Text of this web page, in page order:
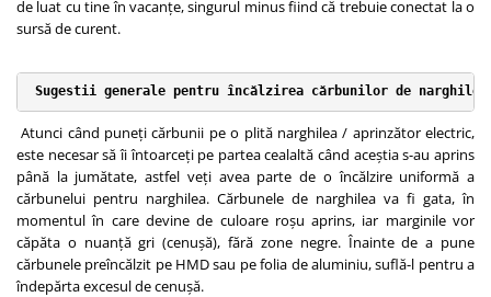
de luat cu tine în vacanțe, singurul minus fiind că trebuie conectat la o
sursă de curent.
Sugestii generale pentru încălzirea cărbunilor de narghilea
Atunci când puneți cărbunii pe o plită narghilea / aprinzător electric,
este necesar să îi întoarceți pe partea cealaltă când aceștia s-au aprins
până la jumătate, astfel veți avea parte de o încălzire uniformă a
cărbunelui pentru narghilea. Cărbunele de narghilea va fi gata, în
momentul în care devine de culoare roșu aprins, iar marginile vor
căpăta o nuanță gri (cenușă), fără zone negre. Înainte de a pune
cărbunele preîncălzit pe HMD sau pe folia de aluminiu, suflă-l pentru a
îndepărta excesul de cenușă.